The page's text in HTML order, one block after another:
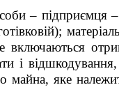
– підприємця
включаються
і
яке